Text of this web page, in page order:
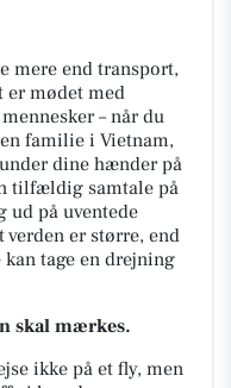
mere end transport,
er mødet med
– når du
familie i Vietnam,
dine hænder på
tilfældig samtale på
ud på uventede
verden er større, end
tage en drejning
skal mærkes.
ikke på et fly, men